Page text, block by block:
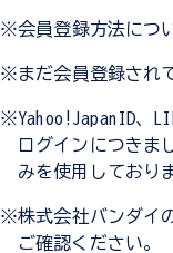
※会員登録方法につ
※まだ会員登録され
※Yahoo!JapanID、
ログインにつきま
みを使用しており
※株式会社バンダイ
ご確認ください。